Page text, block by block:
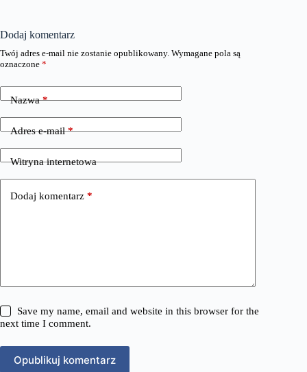
Dodaj komentarz
Twój adres e-mail nie zostanie opublikowany. Wymagane pola są
oznaczone *
Nazwa*
Adres e-mail*
Witryna internetowa
Dodaj komentarz *
Save my name, email and website in this browser for the
next time I comment.
Opublikuj komentarz